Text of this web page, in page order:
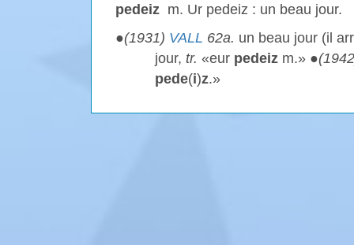
pedeiz m. Ur pedeiz : un beau jour.
●(1931) VALL 62a. un beau jour (il
jour, tr. «eur pedeiz m.» ●
pede(i)z.»